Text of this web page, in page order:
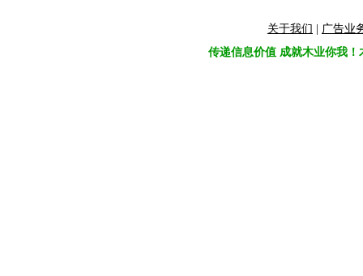
关于我们
广告业
传递信息价值 成就木业你我